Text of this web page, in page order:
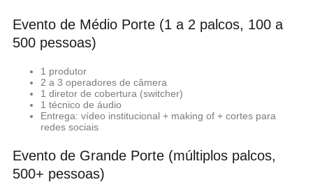
Evento de Médio Porte (1 a 2 palcos, 100 a
500 pessoas)
1 produtor
2 a 3 operadores de câmera
1 diretor de cobertura (switcher)
1 técnico de áudio
Entrega: vídeo institucional + making of + cortes para
redes sociais
Evento de Grande Porte (múltiplos palcos,
500+ pessoas)